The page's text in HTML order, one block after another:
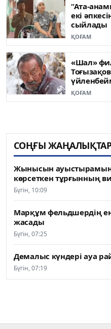
“Ата-
екі
сыйлады
ҚОҒАМ
«Шал»
ҚОҒАМ
СОҢҒЫ
Жынысын ауыстырамын
көрсеткен тұрғынның
Бүгін, 10:09
Марқұм фельдшердің
жасады
Бүгін, 07:25
Демалыс күндері ауа
Бүгін, 07:19